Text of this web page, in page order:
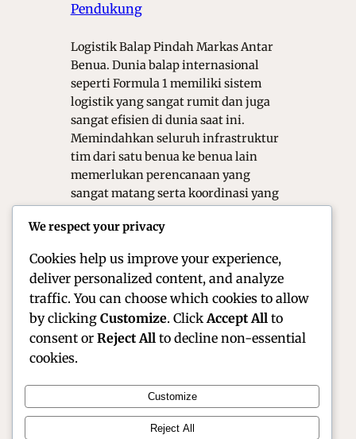
Pendukung
Logistik Balap Pindah Markas Antar
Benua. Dunia balap internasional
seperti Formula 1 memiliki sistem
logistik yang sangat rumit dan juga
sangat efisien di dunia saat ini.
Memindahkan seluruh infrastruktur
tim dari satu benua ke benua lain
memerlukan perencanaan yang
sangat matang serta koordinasi yang
berpindah dalam waktu singkat agar
Official Site of Christian Montanari | Racer &
We respect your privacy
Cookies help us improve your experience,
deliver personalized content, and analyze
traffic. You can choose which cookies to allow
by clicking Customize. Click Accept All to
consent or Reject All to decline non-essential
cookies.
Customize
Reject All